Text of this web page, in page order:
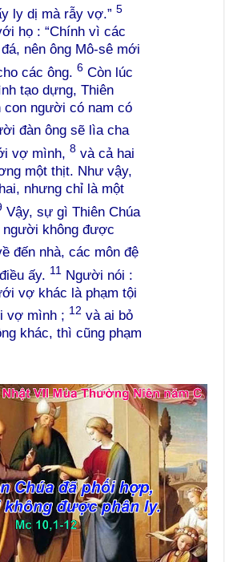
ly dị mà rẫy vợ.”5
họ : “Chính vì các
nên ông Mô-sê mới
các ông.6 Còn lúc
tạo dựng, Thiên
con người có nam có
đàn ông sẽ lìa cha
vợ mình,8 và cả hai
một thịt. Như vậy,
nhưng chỉ là một
Vậy, sự gì Thiên Chúa
người không được
đến nhà, các môn đệ
ấy. 11 Người nói :
vợ khác là phạm tội
vợ mình ; 12 và ai bỏ
khác, thì cũng phạm